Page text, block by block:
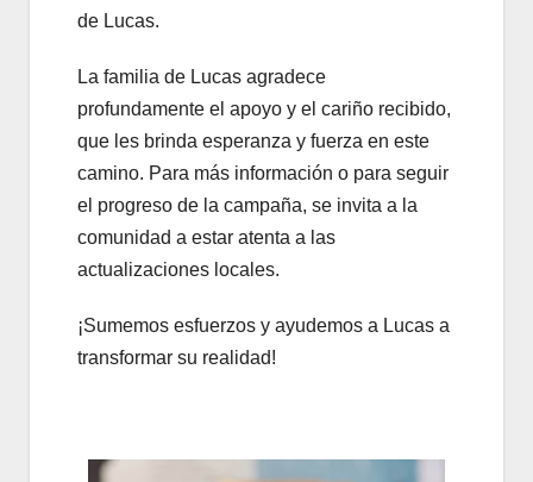
de Lucas.
La familia de Lucas agradece
profundamente el apoyo y el cariño recibido,
que les brinda esperanza y fuerza en este
camino. Para más información o para seguir
el progreso de la campaña, se invita a la
comunidad a estar atenta a las
actualizaciones locales.
¡Sumemos esfuerzos y ayudemos a Lucas a
transformar su realidad!